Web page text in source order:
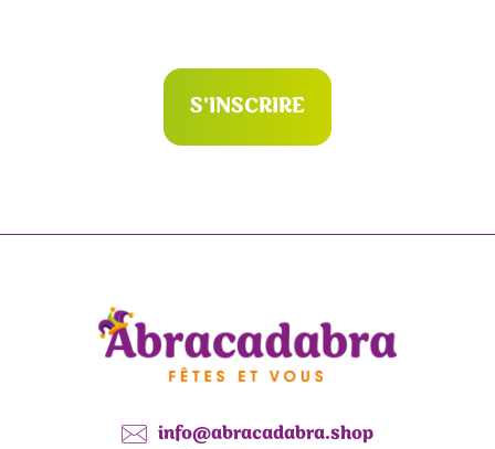
S'INSCRIRE
info@abracadabra.shop